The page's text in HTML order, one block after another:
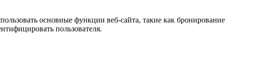
основные функции веб-сайта, такие как бронирование
пользователя.